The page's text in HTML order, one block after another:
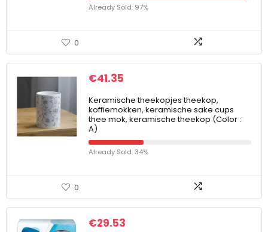
Already Sold: 97%
0
€41.35
Keramische theekopjes theekop,
koffiemokken, keramische sake cups
thee mok, keramische theekop (Color :
A)
Already Sold: 34%
0
€29.53